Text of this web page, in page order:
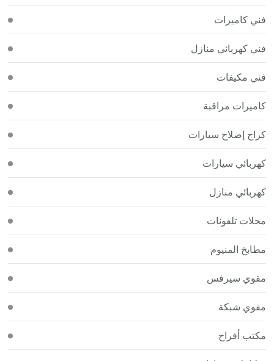
فني كاميرات
فني كهربائي منازل
فني مكيفات
كاميرات مراقبة
كراج إصلاح سيارات
كهربائي سيارات
كهربائي منازل
محلات تلفونات
مطابخ المنيوم
مقوي سيرفس
مقوي شبكة
مكتب أفراح